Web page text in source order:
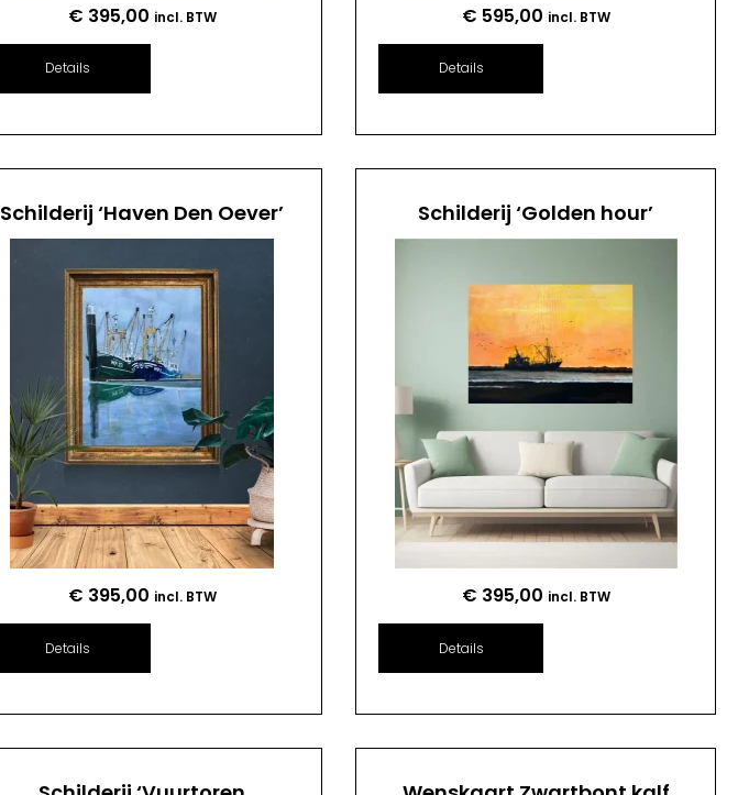
€ 395,00 incl. BTW
Details
€ 595,00 incl. BTW
Details
Schilderij ‘Haven Den Oever’
€ 395,00 incl. BTW
Details
Schilderij ‘Golden hour’
€ 395,00 incl. BTW
Details